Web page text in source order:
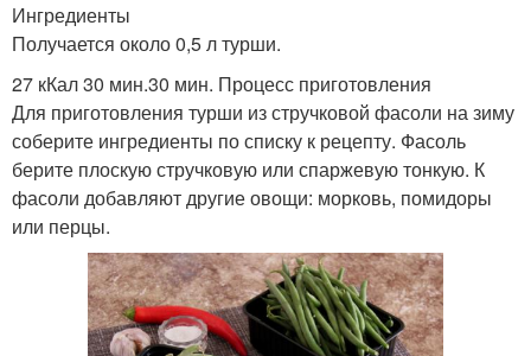
Ингредиенты
Получается около 0,5 л турши.
27 кКал 30 мин.30 мин. Процесс приготовления
Для приготовления турши из стручковой фасоли на зиму
соберите ингредиенты по списку к рецепту. Фасоль
берите плоскую стручковую или спаржевую тонкую. К
фасоли добавляют другие овощи: морковь, помидоры
или перцы.